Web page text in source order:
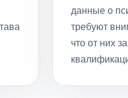
данные о
требуют
что от них